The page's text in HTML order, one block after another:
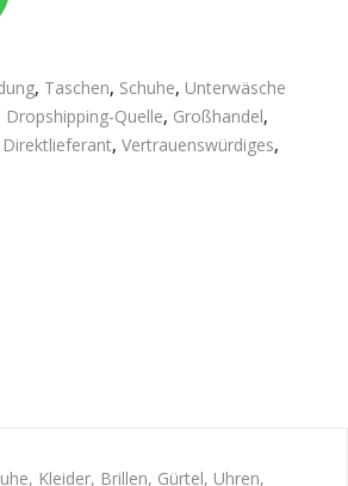
, Taschen, Schuhe, Unterwäsche
Dropshipping-Quelle, Großhandel,
Direktlieferant, Vertrauenswürdiges,
Kleider, Brillen, Gürtel, Uhren,